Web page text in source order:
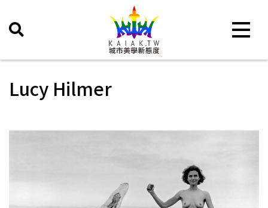
Toggle
Lucy Hilmer